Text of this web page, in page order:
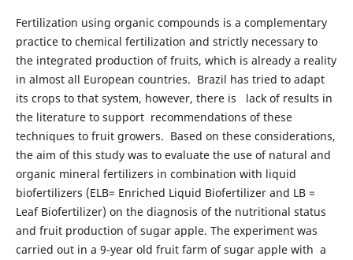
Fertilization using organic compounds is a complementary
practice to chemical fertilization and strictly necessary to
the integrated production of fruits, which is already a reality
in almost all European countries. Brazil has tried to adapt
its crops to that system, however, there is lack of results in
the literature to support recommendations of these
techniques to fruit growers. Based on these considerations,
the aim of this study was to evaluate the use of natural and
organic mineral fertilizers in combination with liquid
biofertilizers (ELB= Enriched Liquid Biofertilizer and LB =
Leaf Biofertilizer) on the diagnosis of the nutritional status
and fruit production of sugar apple. The experiment was
carried out in a 9-year old fruit farm of sugar apple with a